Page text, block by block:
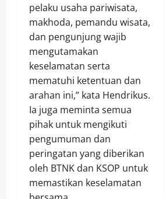
pelaku usaha pariwisata,
makhoda, pemandu wisata,
dan pengunjung wajib
mengutamakan
keselamatan serta
mematuhi ketentuan dan
arahan ini,” kata Hendrikus.
Ia juga meminta semua
pihak untuk mengikuti
pengumuman dan
peringatan yang diberikan
oleh BTNK dan KSOP untuk
memastikan keselamatan